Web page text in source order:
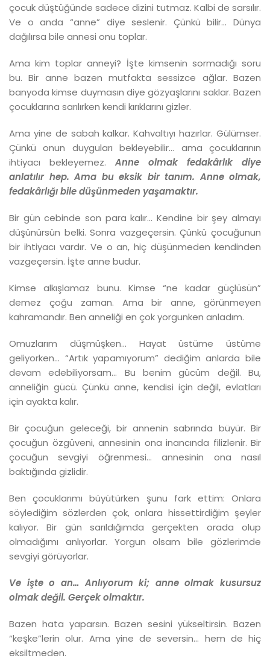
çocuk düştüğünde sadece dizini tutmaz. Kalbi de sarsılır.
Ve o anda “anne” diye seslenir. Çünkü bilir… Dünya
dağılırsa bile annesi onu toplar.
Ama kim toplar anneyi? İşte kimsenin sormadığı soru
bu. Bir anne bazen mutfakta sessizce ağlar. Bazen
banyoda kimse duymasın diye gözyaşlarını saklar. Bazen
çocuklarına sarılırken kendi kırıklarını gizler.
Ama yine de sabah kalkar. Kahvaltıyı hazırlar. Gülümser.
Çünkü onun duyguları bekleyebilir… ama çocuklarının
ihtiyacı bekleyemez. Anne olmak fedakârlık diye
anlatılır hep. Ama bu eksik bir tanım. Anne olmak,
fedakârlığı bile düşünmeden yaşamaktır.
Bir gün cebinde son para kalır… Kendine bir şey almayı
düşünürsün belki. Sonra vazgeçersin. Çünkü çocuğunun
bir ihtiyacı vardır. Ve o an, hiç düşünmeden kendinden
vazgeçersin. İşte anne budur.
Kimse alkışlamaz bunu. Kimse “ne kadar güçlüsün”
demez çoğu zaman. Ama bir anne, görünmeyen
kahramandır. Ben anneliği en çok yorgunken anladım.
Omuzlarım düşmüşken… Hayat üstüme üstüme
geliyorken… “Artık yapamıyorum” dediğim anlarda bile
devam edebiliyorsam… Bu benim gücüm değil. Bu,
anneliğin gücü. Çünkü anne, kendisi için değil, evlatları
için ayakta kalır.
Bir çocuğun geleceği, bir annenin sabrında büyür. Bir
çocuğun özgüveni, annesinin ona inancında filizlenir. Bir
çocuğun sevgiyi öğrenmesi… annesinin ona nasıl
baktığında gizlidir.
Ben çocuklarımı büyütürken şunu fark ettim: Onlara
söylediğim sözlerden çok, onlara hissettirdiğim şeyler
kalıyor. Bir gün sarıldığımda gerçekten orada olup
olmadığımı anlıyorlar. Yorgun olsam bile gözlerimde
sevgiyi görüyorlar.
Ve işte o an… Anlıyorum ki; anne olmak kusursuz
olmak değil. Gerçek olmaktır.
Bazen hata yaparsın. Bazen sesini yükseltirsin. Bazen
“keşke”lerin olur. Ama yine de seversin… hem de hiç
eksiltmeden.